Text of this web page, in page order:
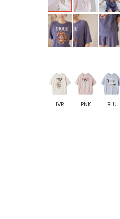
IVR PNK BLU